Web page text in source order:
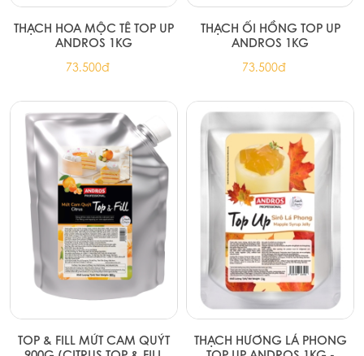
THẠCH HOA MỘC TÊ TOP UP
ANDROS 1KG
73.500đ
THẠCH ỔI HỒNG TOP UP
ANDROS 1KG
73.500đ
TOP & FILL MỨT CAM QUÝT
THẠCH HƯƠNG LÁ PHONG